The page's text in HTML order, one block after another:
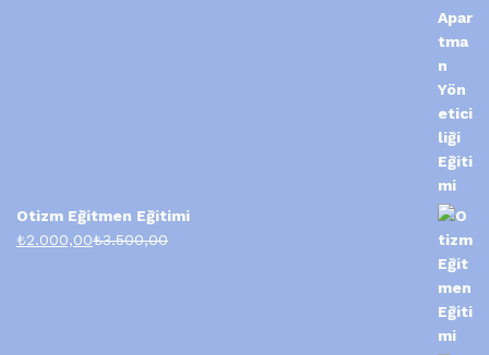
Otizm Eğitmen Eğitimi
₺2.000,00₺3.500,00